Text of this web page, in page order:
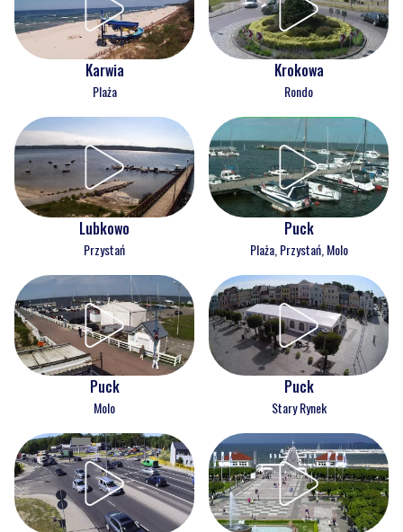
Karwia
Plaża
Krokowa
Rondo
Lubkowo
Przystań
Puck
Plaża, Przystań, Molo
Puck
Molo
Puck
Stary Rynek